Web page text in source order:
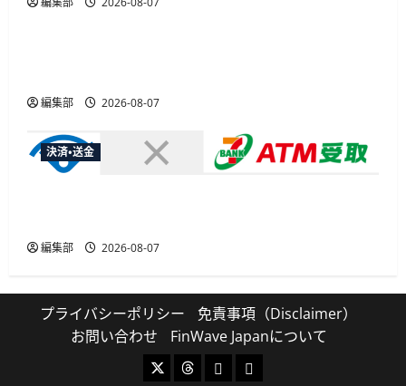
広告
編集部 2026-08-07
決済・送金
編集部 2026-08-07
プライバシーポリシー
免責事項（Disclaimer）
お問い合わせ
FinWave Japanについて
X ThreadsBlueskyMastodon